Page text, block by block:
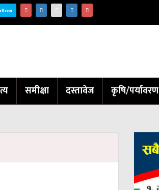
समीक्षा दस्तावेज कृषि/पर्यावरण